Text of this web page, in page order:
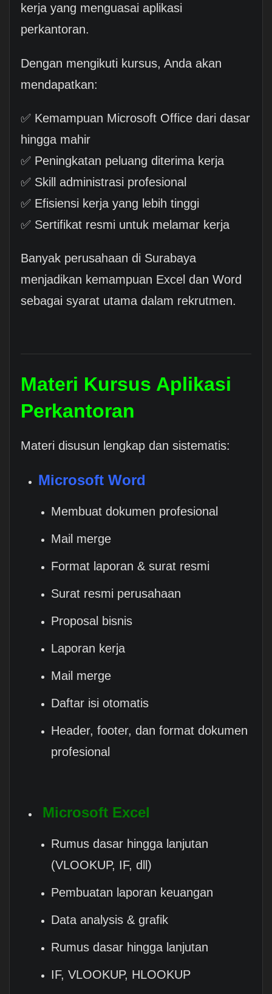
kerja yang menguasai aplikasi
perkantoran.
Dengan mengikuti kursus, Anda akan
mendapatkan:
✅ Kemampuan Microsoft Office dari dasar
hingga mahir
✅ Peningkatan peluang diterima kerja
✅ Skill administrasi profesional
✅ Efisiensi kerja yang lebih tinggi
✅ Sertifikat resmi untuk melamar kerja
Banyak perusahaan di Surabaya
menjadikan kemampuan Excel dan Word
sebagai syarat utama dalam rekrutmen.
Materi Kursus Aplikasi
Perkantoran
Materi disusun lengkap dan sistematis:
Microsoft Word
Membuat dokumen profesional
Mail merge
Format laporan & surat resmi
Surat resmi perusahaan
Proposal bisnis
Laporan kerja
Mail merge
Daftar isi otomatis
Header, footer, dan format dokumen
profesional
Microsoft Excel
Rumus dasar hingga lanjutan
(VLOOKUP, IF, dll)
Pembuatan laporan keuangan
Data analysis & grafik
Rumus dasar hingga lanjutan
IF, VLOOKUP, HLOOKUP